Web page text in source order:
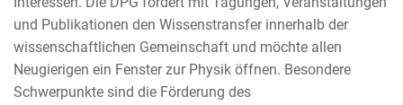
und Publikationen den Wissenstransfer innerhalb der
wissenschaftlichen Gemeinschaft und möchte allen
Neugierigen ein Fenster zur Physik öffnen. Besondere
Schwerpunkte sind die Förderung des